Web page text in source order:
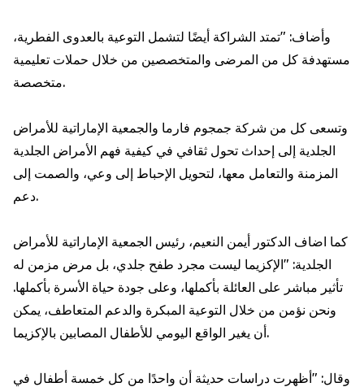
وأضاف: "تمتد الشراكة أيضًا لتشمل التوعية بالعدوى الفطرية،
مستهدفة كل من المرضى والمتخصصين من خلال حملات تعليمية
متخصصة.
وتسعى كل من شركة جمجوم فارما والجمعية الإماراتية للأمراض
الجلدية إلى إحداث تحول ثقافي في كيفية فهم الأمراض الجلدية
المزمنة والتعامل معها، لتحويل الإحباط إلى وعي، والصمت إلى
دعم.
كما اضاف الدكتور أيمن النعيم، رئيس الجمعية الإماراتية للأمراض
الجلدية: "الإكزيما ليست مجرد طفح جلدي، بل مرض مزمن له
تأثير مباشر على العائلة بأكملها، وعلى جودة حياة الأسرة بأكملها.
ونحن نؤمن من خلال التوعية المبكرة والدعم المتعاطف، يمكن
أن يغير الواقع اليومي للأطفال المصابين بالإكزيما.
وقال: "أظهرت دراسات حديثة أن واحدًا من كل خمسة أطفال في